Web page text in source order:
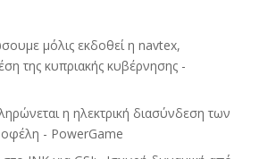
μόλις εκδοθεί η navtex,
της κυπριακής κυβέρνησης -
η ηλεκτρική διασύνδεση των
- PowerGame